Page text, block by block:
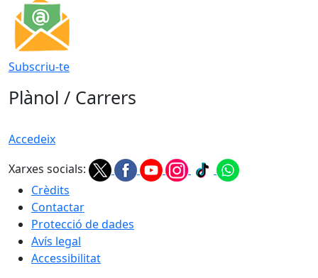
Subscriu-te
Plànol / Carrers
Accedeix
Xarxes socials:
Crèdits
Contactar
Protecció de dades
Avís legal
Accessibilitat